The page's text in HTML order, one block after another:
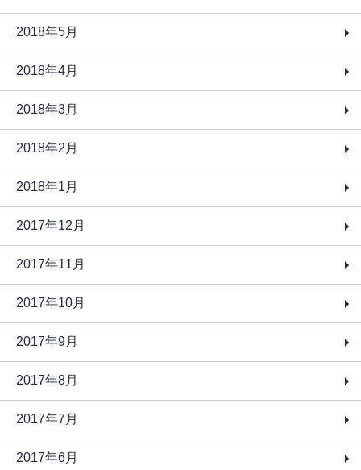
2018年5月
2018年4月
2018年3月
2018年2月
2018年1月
2017年12月
2017年11月
2017年10月
2017年9月
2017年8月
2017年7月
2017年6月